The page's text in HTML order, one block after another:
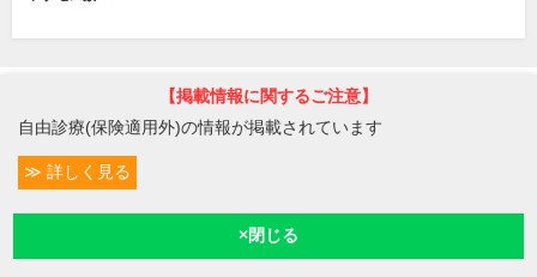
別の条件で検索
地域から病院・クリニックを探す(立川市周辺)
駅から病院・クリニックを探す(立川市)
【掲載情報に関するご注意】
自由診療(保険適用外)の情報が掲載されています
詳しく見る